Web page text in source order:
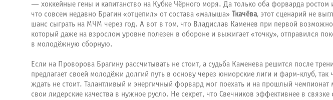
— хоккейные гены и капитанство на Кубке Чёрного моря. Да только оба форварда
что совсем недавно Брагин «отцепил» от состава «малыша»
Ткачёва, этот сценарий не
шанс сыграть на МЧМ через год. А вот в том, что Владислав Каменев при первой
который даже на взрослом уровне полезен в обороне и выжигает «точку», отправился
в молодёжную сборную.
Если на Проворова Брагину рассчитывать не стоит, а судьба Каменева решится после
предлагает своей молодёжи долгий путь в основу через юниорские лиги и фарм-клуб,
ждать не стоит. Талантливый и энергичный форвард мог поехать и на прошлый
свои лидерские качества в нужное русло. Не секрет, что Свечников эффективнее в